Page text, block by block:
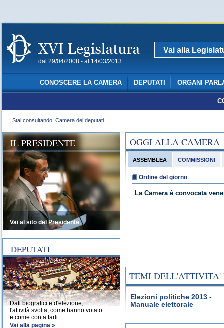
dal 29/04/2008 - al 14/03/2013
Vai alla
CONOSCERE LA CAMERA DEPUTATI ORGANI
Stai consultando: Camera dei deputati
OGGI ALLA CAMERA
ASSEMBLEA
Ordine del giorno
La Camera è convocata
COMMISSIONI
TEMI DELL'ATTIVITA'
Elezioni politiche 2013 -
Manuale elettorale
IL PRESIDENTE
Vai al sito del Presidente
DEPUTATI
Dati biografici e d'elezione,
l'attività svolta, come hanno votato
e come contattarli.
Vai alla pagina »